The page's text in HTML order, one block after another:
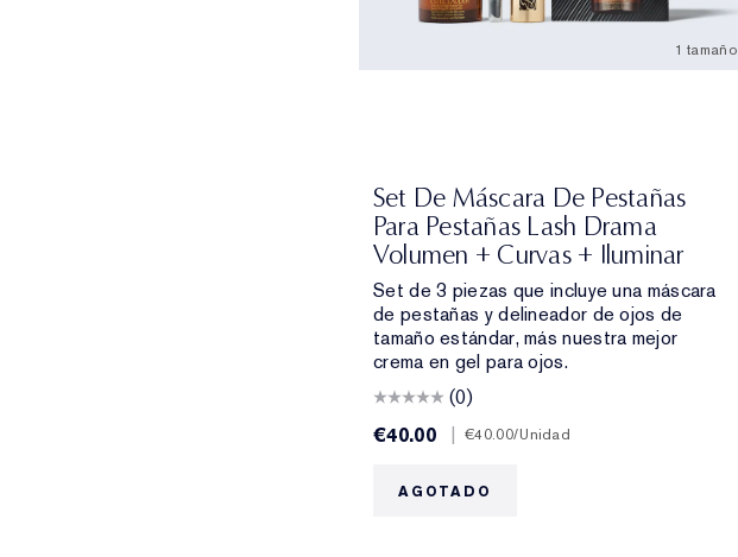
1 tamaño
Set De Máscara De Pestañas
Para Pestañas Lash Drama
Volumen + Curvas + Iluminar
Set de 3 piezas que incluye una máscara
de pestañas y delineador de ojos de
tamaño estándar, más nuestra mejor
crema en gel para ojos.
(0)
€40.00
€40.00/Unidad
AGOTADO